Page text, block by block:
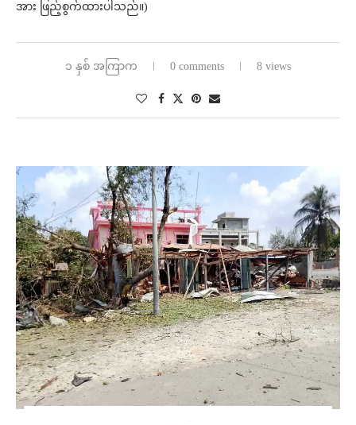
အား ဖြည့်စွက်ထားပါသည်။)
၁ နှစ် အကြာက 0 comments 8 views